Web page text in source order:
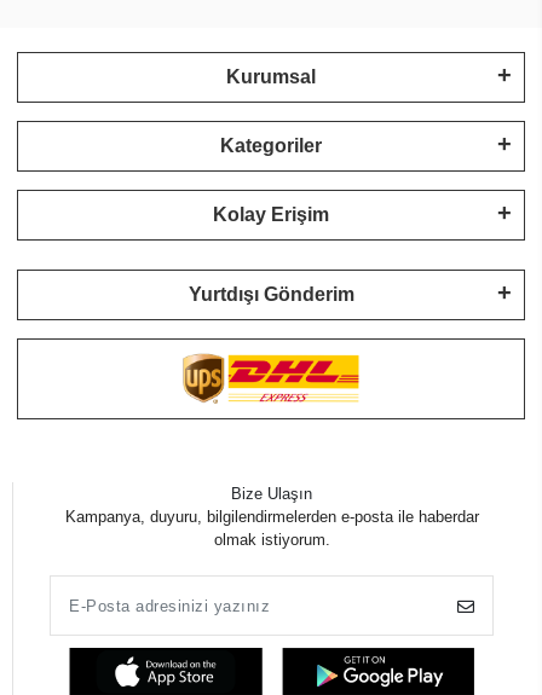
Kurumsal
Kategoriler
Kolay Erişim
Yurtdışı Gönderim
Bize Ulaşın
Kampanya, duyuru, bilgilendirmelerden e-posta ile haberdar
olmak istiyorum.